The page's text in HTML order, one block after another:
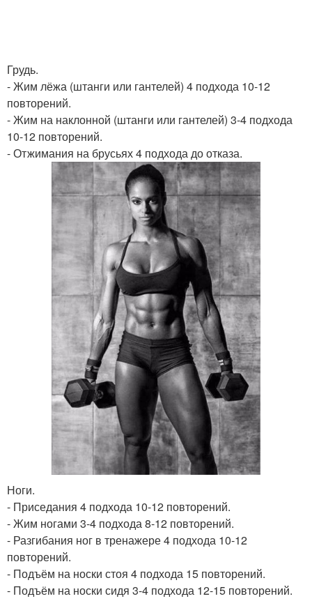
Грудь.
- Жим лёжа (штанги или гантелей) 4 подхода 10-12
повторений.
- Жим на наклонной (штанги или гантелей) 3-4 подхода
10-12 повторений.
- Отжимания на брусьях 4 подхода до отказа.
Ноги.
- Приседания 4 подхода 10-12 повторений.
- Жим ногами 3-4 подхода 8-12 повторений.
- Разгибания ног в тренажере 4 подхода 10-12
повторений.
- Подъём на носки стоя 4 подхода 15 повторений.
- Подъём на носки сидя 3-4 подхода 12-15 повторений.